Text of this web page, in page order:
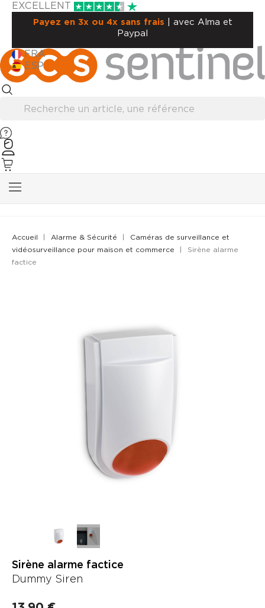
EXCELLENT
Payez en 3x ou 4x sans frais | avec Alma et
Paypal
FRA
ESP
Accueil Alarme & Sécurité
Caméras de surveillance et
vidéosurveillance pour maison et commerce
Sirène alarme
factice
Sirène alarme factice
Dummy Siren